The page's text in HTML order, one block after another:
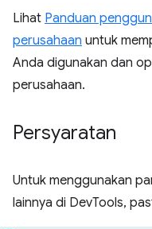
Lihat Panduan
perusahaan untuk
Anda digunakan dan
perusahaan.
Persyaratan
Untuk menggunakan
lainnya di DevTools,